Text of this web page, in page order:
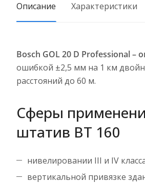
Описание Характеристики
Bosch GOL 20 D Professional –
ошибкой ±2,5 мм на 1 км
расстояний до 60 м.
Сферы
штатив BT 160
нивелировании III и IV
вертикальной привязке